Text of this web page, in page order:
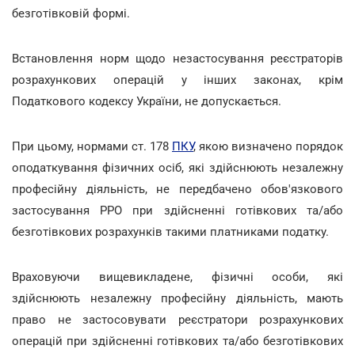
безготівковій формі.
Встановлення норм щодо незастосування реєстраторів
розрахункових операцій у інших законах, крім
Податкового кодексу України, не допускається.
При цьому, нормами ст. 178 ПКУ, якою визначено порядок
оподаткування фізичних осіб, які здійснюють незалежну
професійну діяльність, не передбачено обов'язкового
застосування РРО при здійсненні готівкових та/або
безготівкових розрахунків такими платниками податку.
Враховуючи вищевикладене, фізичні особи, які
здійснюють незалежну професійну діяльність, мають
право не застосовувати реєстратори розрахункових
операцій при здійсненні готівкових та/або безготівкових